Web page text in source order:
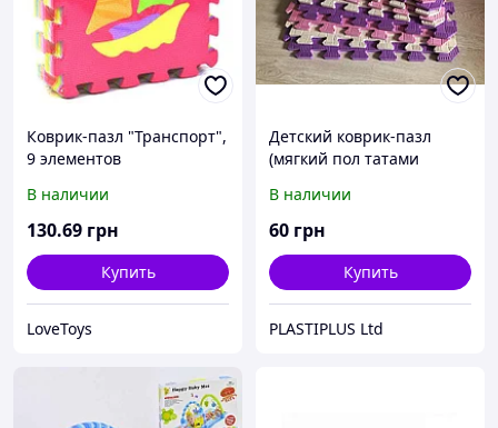
Коврик-пазл "Транспорт",
9 элементов
В наличии
130.69 грн
Купить
LoveToys
Детский коврик-пазл
(мягкий пол татами
EVA SPORT 500х500х10мм
мягкий пол коврик пазл
В наличии
60 грн
Купить
PLASTIPLUS Ltd